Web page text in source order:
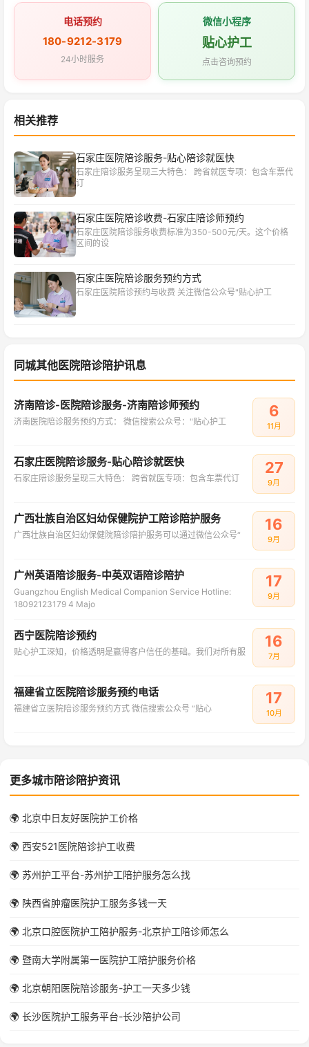
电话预约
180-9212-3179
24小时服务
微信小程序
贴心护工
点击咨询预约
相关推荐
石家庄医院陪诊服务-贴心陪诊就医快
石家庄陪诊服务呈现三大特色： 跨省就医专项：包含车票代
订
石家庄医院陪诊收费-石家庄陪诊师预约
石家庄医院陪诊服务收费标准为350-500元/天。这个价格
区间的设
石家庄医院陪诊服务预约方式
石家庄医院陪诊预约与收费 关注微信公众号"贴心护工
同城其他医院陪诊陪护讯息
济南陪诊-医院陪诊服务-济南陪诊师预约
济南医院陪诊服务预约方式： 微信搜索公众号："贴心护工
6
11月
石家庄医院陪诊服务-贴心陪诊就医快
石家庄陪诊服务呈现三大特色： 跨省就医专项：包含车票代订
27
9月
广西壮族自治区妇幼保健院护工陪诊陪护服务
广西壮族自治区妇幼保健院陪诊陪护服务可以通过微信公众号“
16
9月
广州英语陪诊服务-中英双语陪诊陪护
‌Guangzhou English Medical Companion Service Hotline:
18092123179‌ ‌4 Majo
17
9月
西宁医院陪诊预约
贴心护工深知，价格透明是赢得客户信任的基础。我们对所有服
16
7月
‌福建省立医院陪诊服务预约电话
‌福建省立医院陪诊服务预约方式‌ 微信搜索公众号 ‌“贴心
17
10月
更多城市陪诊陪护资讯
🌍 北京中日友好医院护工价格
🌍 西安521医院陪诊护工收费
🌍 苏州护工平台-苏州护工陪护服务怎么找
🌍 陕西省肿瘤医院护工服务多钱一天
🌍 北京口腔医院护工陪护服务-北京护工陪诊师怎么
🌍 暨南大学附属第一医院护工陪护服务价格
🌍 北京朝阳医院陪诊服务-护工一天多少钱
🌍 长沙医院护工服务平台-长沙陪护公司